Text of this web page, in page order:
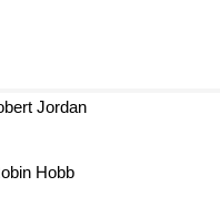
Hobb
Jordan